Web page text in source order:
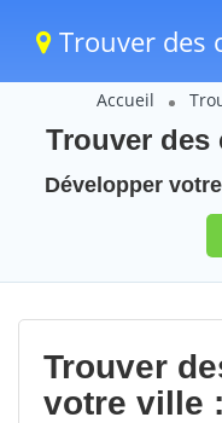
Trouver des
Accueil
Trouver des
Développer
Trouver
votre ville